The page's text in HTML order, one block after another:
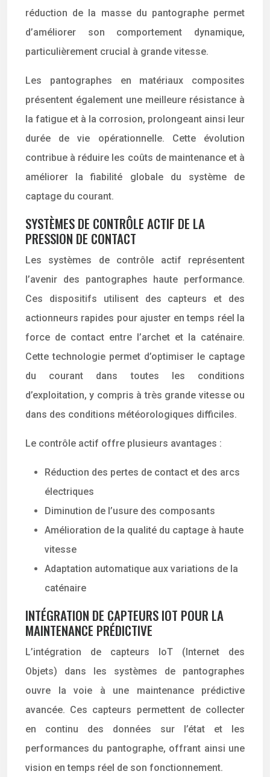
réduction de la masse du pantographe permet
d’améliorer son comportement dynamique,
particulièrement crucial à grande vitesse.
Les pantographes en matériaux composites
présentent également une meilleure résistance à
la fatigue et à la corrosion, prolongeant ainsi leur
durée de vie opérationnelle. Cette évolution
contribue à réduire les coûts de maintenance et à
améliorer la fiabilité globale du système de
captage du courant.
SYSTÈMES DE CONTRÔLE ACTIF DE LA
PRESSION DE CONTACT
Les systèmes de contrôle actif représentent
l’avenir des pantographes haute performance.
Ces dispositifs utilisent des capteurs et des
actionneurs rapides pour ajuster en temps réel la
force de contact entre l’archet et la caténaire.
Cette technologie permet d’optimiser le captage
du courant dans toutes les conditions
d’exploitation, y compris à très grande vitesse ou
dans des conditions météorologiques difficiles.
Le contrôle actif offre plusieurs avantages :
Réduction des pertes de contact et des arcs
électriques
Diminution de l’usure des composants
Amélioration de la qualité du captage à haute
vitesse
Adaptation automatique aux variations de la
caténaire
INTÉGRATION DE CAPTEURS IOT POUR LA
MAINTENANCE PRÉDICTIVE
L’intégration de capteurs IoT (Internet des
Objets) dans les systèmes de pantographes
ouvre la voie à une maintenance prédictive
avancée. Ces capteurs permettent de collecter
en continu des données sur l’état et les
performances du pantographe, offrant ainsi une
vision en temps réel de son fonctionnement.